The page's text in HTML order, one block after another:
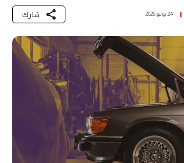
24 يوليو 2026 شارك